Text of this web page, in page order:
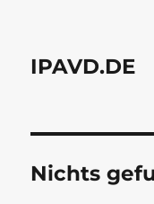
IPAVD.DE
Nichts